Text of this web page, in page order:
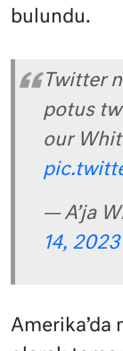
bulundu.
Twitter
potus
our
— A’ja
14, 2023
Amerika’da